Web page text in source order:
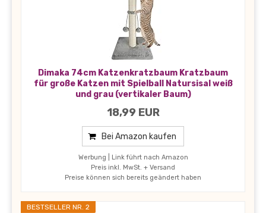
Dimaka 74cm Katzenkratzbaum Kratzbaum
für große Katzen mit Spielball Natursisal weiß
und grau (vertikaler Baum)
18,99 EUR
Bei Amazon kaufen
Werbung | Link führt nach Amazon
Preis inkl. MwSt. + Versand
Preise können sich bereits geändert haben
BESTSELLER NR. 2